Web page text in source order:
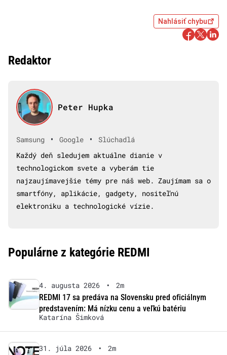
Nahlásiť chybu
Redaktor
Peter Hupka
Samsung • Google •
Slúchadlá
Každý deň sledujem aktuálne dianie v
technologickom svete a vyberám tie
najzaujímavejšie témy pre náš web. Zaujímam sa o
smartfóny, aplikácie, gadgety, nositeľnú
elektroniku a technologické vízie.
Populárne z kategórie REDMI
4. augusta 2026 •
2m
REDMI 17 sa predáva na Slovensku pred oficiálnym
predstavením: Má nízku cenu a veľkú batériu
Katarína Šimková
31. júla 2026 •
2m